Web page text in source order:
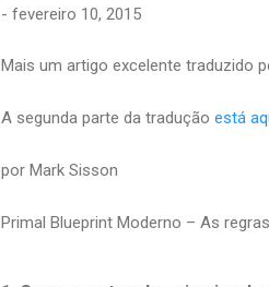
- fevereiro 10, 2015
Mais um artigo excelente traduzido
A segunda parte da tradução está
por Mark Sisson
Primal Blueprint Moderno – As